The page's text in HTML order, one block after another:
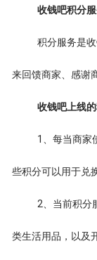
收钱吧积分
积分服务是
来回馈商家、感谢
收钱吧上线
1、每当商家
些积分可以用于兑
2、当前积分
类生活用品，以及